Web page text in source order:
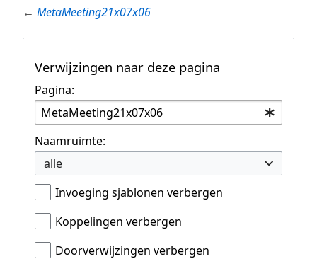
← MetaMeeting21x07x06
Verwijzingen naar deze pagina
Pagina:
Naamruimte:
alle
Invoeging sjablonen verbergen
Koppelingen verbergen
Doorverwijzingen verbergen